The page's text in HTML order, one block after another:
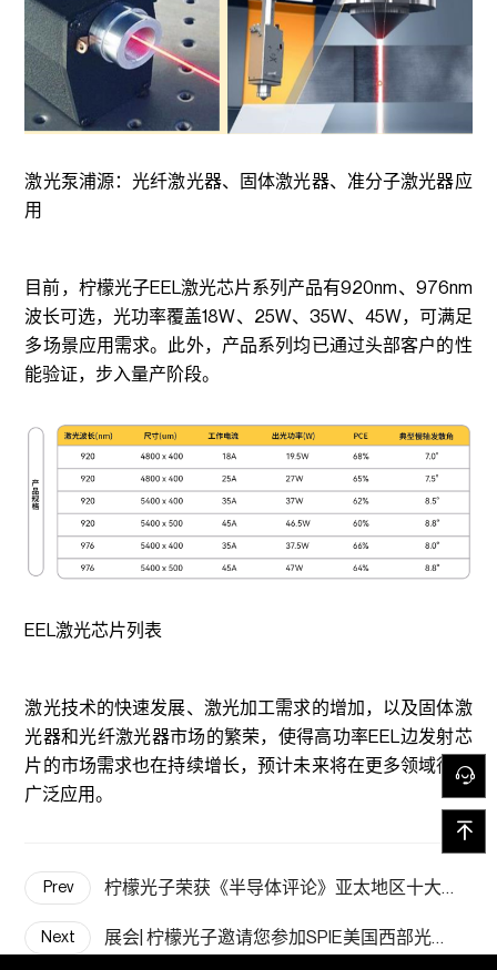
激光泵浦源：光纤激光器、固体激光器、准分子激光器应
用
目前，柠檬光子EEL激光芯片系列产品有920nm、976nm
波长可选，光功率覆盖18W、25W、35W、45W，可满足
多场景应用需求。此外，产品系列均已通过头部客户的性
能验证，步入量产阶段。
EEL激光芯片列表
激光技术的快速发展、激光加工需求的增加，以及固体激
光器和光纤激光器市场的繁荣，使得高功率EEL边发射芯
片的市场需求也在持续增长，预计未来将在更多领域得到
广泛应用。
Prev 柠檬光子荣获《半导体评论》亚太地区十大光电子解决方案提供商
展会| 柠檬光子邀请您参加SPIE美国西部光电展2024
Next